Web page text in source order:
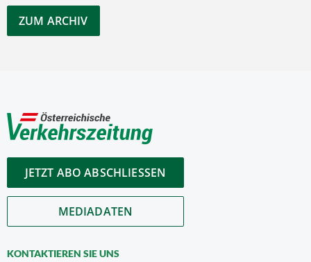
ZUM ARCHIV
JETZT ABO ABSCHLIESSEN
MEDIADATEN
KONTAKTIEREN SIE UNS